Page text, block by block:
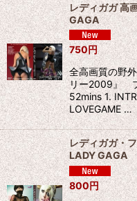
レディガガ 高
GAGA
750円
全高画質の野
リー2009』
52mins 1.
LOVEGAME …
レディガガ・
LADY GAGA
800円